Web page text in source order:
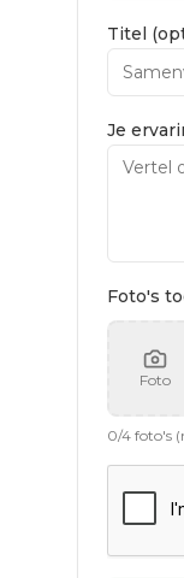
Titel
Je
Foto's
Foto
0/4 foto's